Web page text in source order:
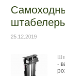
25.12.2019
-